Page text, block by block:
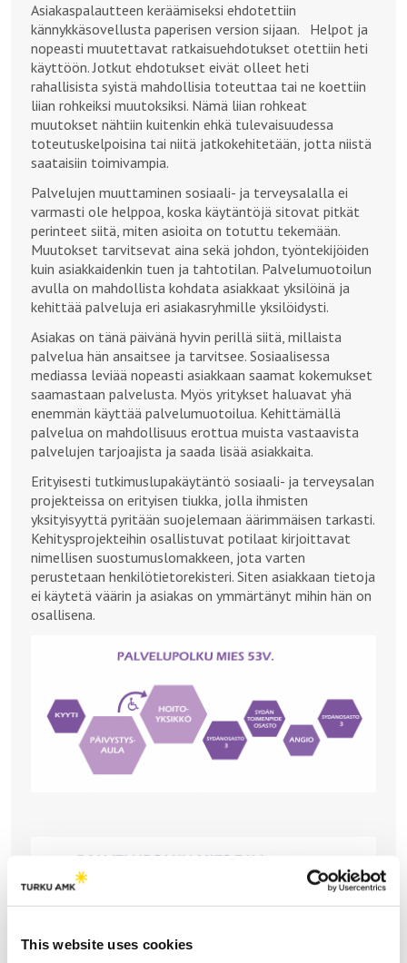
This website uses cookies
Asiakaspalautteen keräämiseksi ehdotettiin
kännykkäsovellusta paperisen version sijaan. Helpot ja
nopeasti muutettavat ratkaisuehdotukset otettiin heti
käyttöön. Jotkut ehdotukset eivät olleet heti
rahallisista syistä mahdollisia toteuttaa tai ne koettiin
liian rohkeiksi muutoksiksi. Nämä liian rohkeat
muutokset nähtiin kuitenkin ehkä tulevaisuudessa
toteutuskelpoisina tai niitä jatkokehitetään, jotta niistä
saataisiin toimivampia.
Palvelujen muuttaminen sosiaali- ja terveysalalla ei
varmasti ole helppoa, koska käytäntöjä sitovat pitkät
perinteet siitä, miten asioita on totuttu tekemään.
Muutokset tarvitsevat aina sekä johdon, työntekijöiden
kuin asiakkaidenkin tuen ja tahtotilan. Palvelumuotoilun
avulla on mahdollista kohdata asiakkaat yksilöinä ja
kehittää palveluja eri asiakasryhmille yksilöidysti.
Asiakas on tänä päivänä hyvin perillä siitä, millaista
palvelua hän ansaitsee ja tarvitsee. Sosiaalisessa
mediassa leviää nopeasti asiakkaan saamat kokemukset
saamastaan palvelusta. Myös yritykset haluavat yhä
enemmän käyttää palvelumuotoilua. Kehittämällä
palvelua on mahdollisuus erottua muista vastaavista
palvelujen tarjoajista ja saada lisää asiakkaita.
Erityisesti tutkimuslupakäytäntö sosiaali- ja terveysalan
projekteissa on erityisen tiukka, jolla ihmisten
yksityisyyttä pyritään suojelemaan äärimmäisen tarkasti.
Kehitysprojekteihin osallistuvat potilaat kirjoittavat
nimellisen suostumuslomakkeen, jota varten
perustetaan henkilötietorekisteri. Siten asiakkaan tietoja
ei käytetä väärin ja asiakas on ymmärtänyt mihin hän on
osallisena.